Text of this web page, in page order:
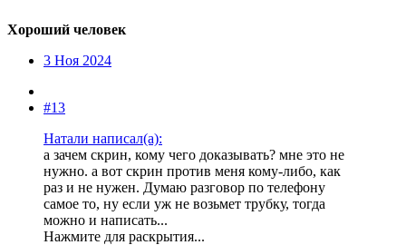
Хороший человек
3 Ноя 2024
#13
Натали написал(а):
а зачем скрин, кому чего доказывать? мне это не
нужно. а вот скрин против меня кому-либо, как
раз и не нужен. Думаю разговор по телефону
самое то, ну если уж не возьмет трубку, тогда
можно и написать...
Нажмите для раскрытия...